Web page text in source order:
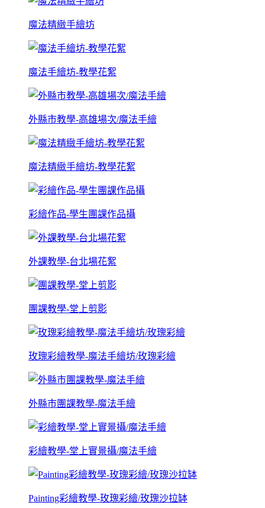
魔法精緻手繪坊
魔法手繪坊-教學花絮
外縣市教學-高雄場次/魔法手繪
魔法精緻手繪坊-教學花絮
彩繪作品-學生團課作品攝
外課教學-台北場花絮
團課教學-堂上剪影
玫瑰彩繪教學-魔法手繪坊/玫瑰彩繪
外縣市團課教學-魔法手繪
彩繪教學-堂上實景攝/魔法手繪
Painting彩繪教學-玫瑰彩繪/玫瑰沙拉缽